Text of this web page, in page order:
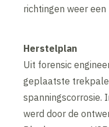
richtingen weer
Herstelplan
Uit forensic
geplaatste
spanningscorrosie.
werd door de